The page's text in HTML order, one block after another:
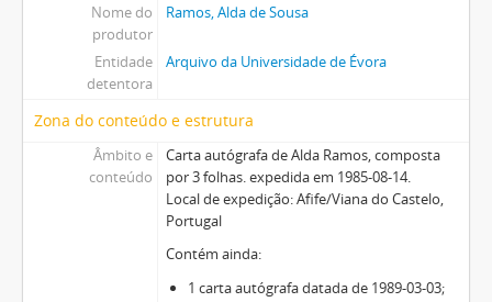
Nome do
produtor
Ramos, Alda de Sousa
Entidade
detentora
Arquivo da Universidade de Évora
Zona do conteúdo e estrutura
Âmbito e
conteúdo
Carta autógrafa de Alda Ramos, composta
por 3 folhas. expedida em 1985-08-14.
Local de expedição: Afife/Viana do Castelo,
Portugal
Contém ainda:
1 carta autógrafa datada de 1989-03-03;